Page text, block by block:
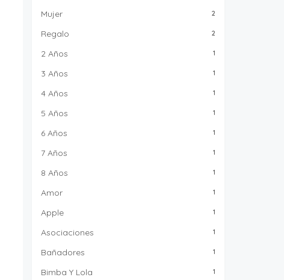
Mujer 2
Regalo 2
2 Años 1
3 Años 1
4 Años 1
5 Años 1
6 Años 1
7 Años 1
8 Años 1
Amor 1
Apple 1
Asociaciones 1
Bañadores 1
Bimba Y Lola 1